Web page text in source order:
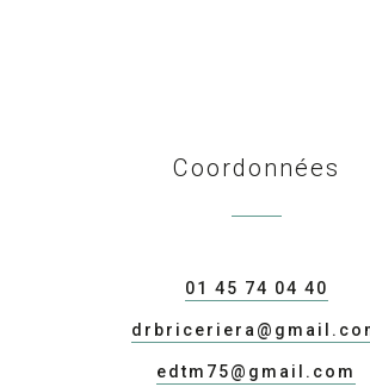
Coordonnées
01 45 74 04 40
edtm75@gmail.com